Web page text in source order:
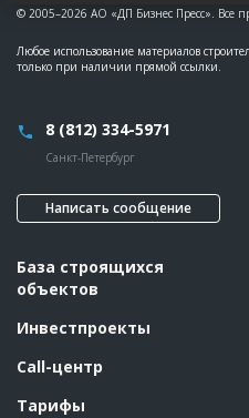
© 2005–2026 АО «ДП Бизнес Пресс». Все
Любое использование материалов
только при наличии прямой ссылки.
8 (812) 334-5971
Санкт-Петербург
Написать сообщение
База строящихся
объектов
Инвестпроекты
Call-центр
Тарифы